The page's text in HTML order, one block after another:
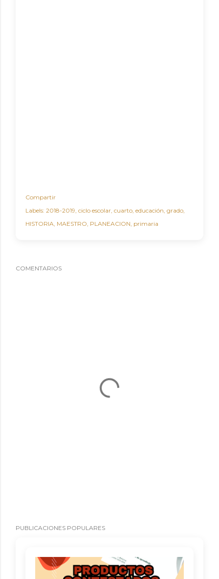
Compartir
Labels: 2018-2019 ciclo escolar cuarto educación grado
HISTORIA MAESTRO PLANEACION primaria
COMENTARIOS
PUBLICACIONES POPULARES